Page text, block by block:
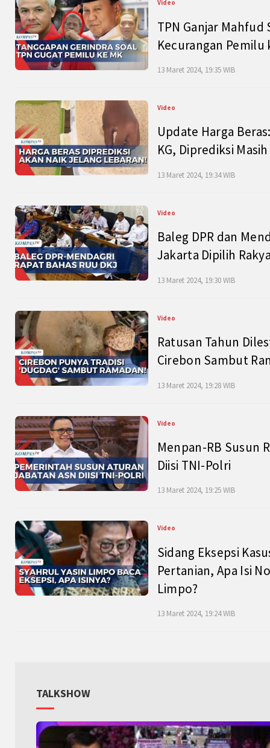
Video
TPN Ganjar Mahfud
Kecurangan Pemilu
13 Maret 2024, 19:35 WIB
Video
Update Harga
KG, Diprediksi
13 Maret 2024, 19:34 WIB
Video
Baleg DPR dan
Jakarta Dipilih
13 Maret 2024, 19:30 WIB
Video
Ratusan Tahun
Cirebon Sambut
13 Maret 2024, 19:28 WIB
Video
Menpan-RB Susun
Diisi TNI-Polri
13 Maret 2024, 19:25 WIB
Video
Sidang Eksepsi
Pertanian, Apa Isi
Limpo?
13 Maret 2024, 19:24 WIB
TALKSHOW